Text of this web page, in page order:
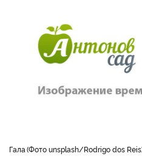
Гала Фото unsplash/Rodrigo dos Reis